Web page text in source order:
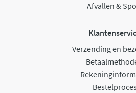
Afvallen &
Verzending en